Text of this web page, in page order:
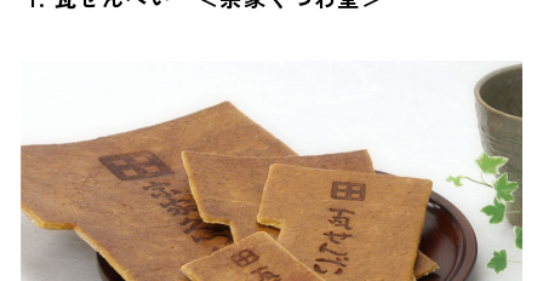
12. 讃岐おんまい ＜菓子工房ルーヴ＞
【高松限定】高松でしか買えないお土産
13. 醤油豆 ＜本家わら家＞
14. 包丁切り半生さぬきうどんセット ＜藤井製麺×shikoku meguru＞